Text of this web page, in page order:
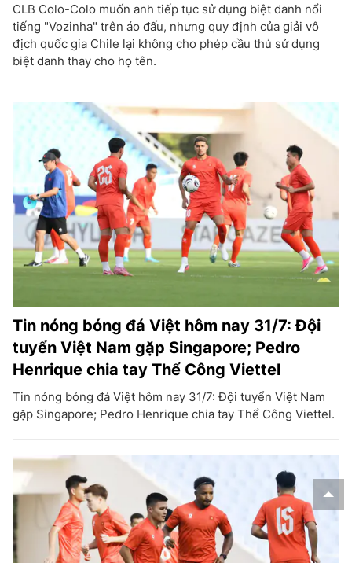
CLB Colo-Colo muốn anh tiếp tục sử dụng biệt danh nổi
tiếng "Vozinha" trên áo đấu, nhưng quy định của giải vô
địch quốc gia Chile lại không cho phép cầu thủ sử dụng
biệt danh thay cho họ tên.
Tin nóng bóng đá Việt hôm nay 31/7: Đội
tuyển Việt Nam gặp Singapore; Pedro
Henrique chia tay Thể Công Viettel
Tin nóng bóng đá Việt hôm nay 31/7: Đội tuyển Việt Nam
gặp Singapore; Pedro Henrique chia tay Thể Công Viettel.